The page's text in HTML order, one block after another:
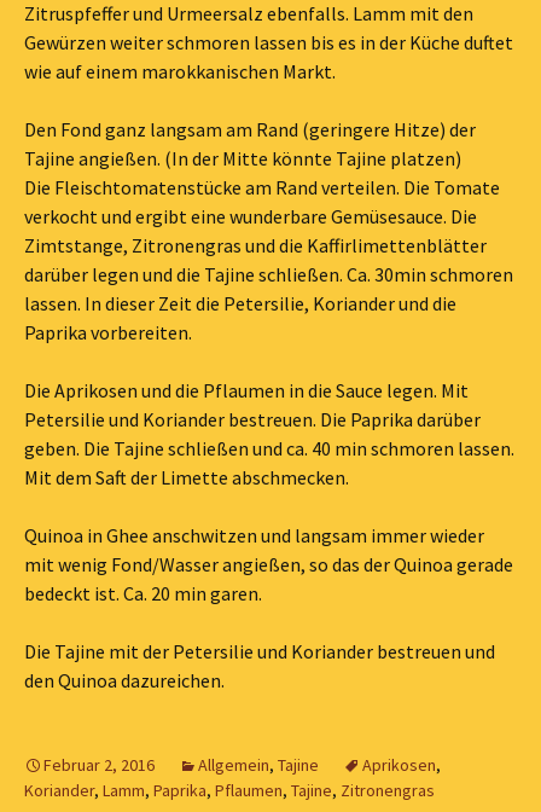
Zitruspfeffer und Urmeersalz ebenfalls. Lamm mit den
Gewürzen weiter schmoren lassen bis es in der Küche duftet
wie auf einem marokkanischen Markt.
Den Fond ganz langsam am Rand (geringere Hitze) der
Tajine angießen. (In der Mitte könnte Tajine platzen)
Die Fleischtomatenstücke am Rand verteilen. Die Tomate
verkocht und ergibt eine wunderbare Gemüsesauce. Die
Zimtstange, Zitronengras und die Kaffirlimettenblätter
darüber legen und die Tajine schließen. Ca. 30min schmoren
lassen. In dieser Zeit die Petersilie, Koriander und die
Paprika vorbereiten.
Die Aprikosen und die Pflaumen in die Sauce legen. Mit
Petersilie und Koriander bestreuen. Die Paprika darüber
geben. Die Tajine schließen und ca. 40 min schmoren lassen.
Mit dem Saft der Limette abschmecken.
Quinoa in Ghee anschwitzen und langsam immer wieder
mit wenig Fond/Wasser angießen, so das der Quinoa gerade
bedeckt ist. Ca. 20 min garen.
Die Tajine mit der Petersilie und Koriander bestreuen und
den Quinoa dazureichen.
Februar 2, 2016 Allgemein, Tajine Aprikosen,
Koriander, Lamm, Paprika, Pflaumen, Tajine, Zitronengras